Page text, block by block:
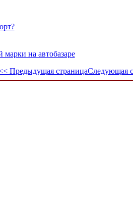
на автобазаре
Предыдущая страницаСледующая